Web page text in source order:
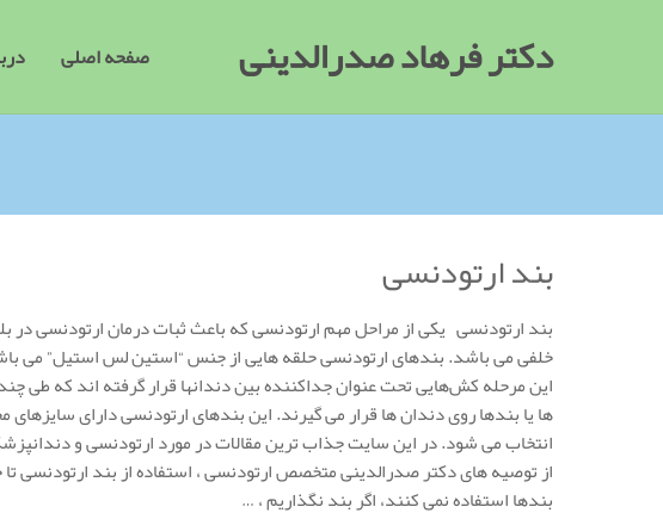
دکتر فرهاد صدرالدینی صفحه اصلی
بند ارتودنسی
بند ارتودنسی یکی از مراحل مهم ارتودنسی که باعث ثبات درمان ارتودنسی
خلفی می باشد. بندهای ارتودنسی حلقه هایی از جنس “استین لس استیل” می
این مرحله کش‌هایی تحت عنوان جداکننده بین دندانها قرار گرفته اند که
ها یا بندها روی دندان ها قرار می گیرند. این بندهای ارتودنسی دارای
انتخاب می شود. در این سایت جذاب ترین مقالات در مورد ارتودنسی و
از توصیه های دکتر صدرالدینی متخصص ارتودنسی ، استفاده از بند
بندها استفاده نمی کنند، اگر بند نگذاریم ، …